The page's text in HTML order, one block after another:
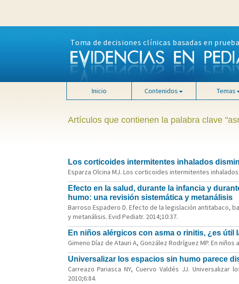
Toma de decisiones clínicas basadas en
Inicio Contenidos Temas
Artículos que contienen la palabra clave
Los corticoides intermitentes inhalados
Esparza Olcina MJ. Los corticoides intermitentes
Efecto en la salud, durante la infancia y
humo: una revisión sistemática y metanálisis
Barroso Espadero D. Efecto de la legislación antitabaco,
y metanálisis. Evid Pediatr. 2014;10:37.
En niños alérgicos con asma o rinitis, ¿es útil
Gimeno Díaz de Atauri A, González Rodríguez MP. En
Universalizar los espacios sin humo parece
Carreazo Pariasca NY, Cuervo Valdés JJ.
2010;6:84.